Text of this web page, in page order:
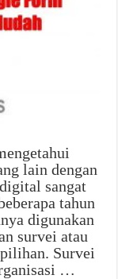
lain dengan
sangat
tahun
digunakan
survei atau
Survei
…